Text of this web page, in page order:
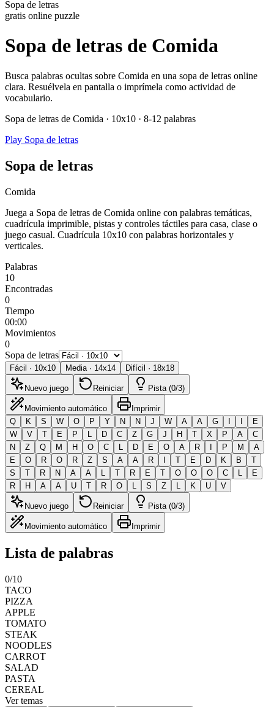
Sopa de letras
gratis online puzzle
Sopa de letras de Comida
Busca palabras ocultas sobre Comida en una sopa de letras online
clara. Resuélvela en pantalla o imprímela como actividad de
vocabulario.
Sopa de letras de Comida · 10x10 · 8-12 palabras
Play Sopa de letras
Sopa de letras
Comida
Juega a Sopa de letras de Comida online con palabras temáticas,
cuadrícula imprimible, pistas y controles táctiles para casa, clase o
juego casual. Cuadrícula 10x10 con palabras horizontales y
verticales.
Palabras
10
Encontradas
0
Tiempo
00:00
Movimientos
0
Sopa de letras
Fácil · 10x10 Media · 14x14 Difícil · 18x18
Nuevo juego Reiniciar Pista (0/3)
Movimiento automático
Imprimir
Q
K S W O P Y N N J W A A G I I
E
W
V T E P L D C Z G J H T X P A
C
N
Z Q M H O C L D E O A R I P M
A
E
O R O R Z S A A R I T E D K B
T
S
T R N A A L T R E T O O O C L
E
R
H A A U T R O L S Z L K U V
Nuevo juego Reiniciar Pista (0/3)
Movimiento automático Imprimir
Lista de palabras
0/10
TACO
PIZZA
APPLE
TOMATO
STEAK
NOODLES
CARROT
SALAD
PASTA
CEREAL
Ver temas